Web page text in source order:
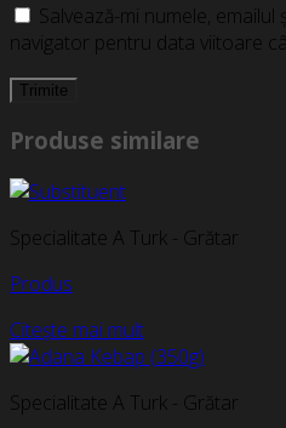
Salvează-mi numele, emailul
navigator pentru data viitoare
Produse similare
Specialitate A Turk - Grătar
Produs
Citește mai mult
Specialitate A Turk - Grătar